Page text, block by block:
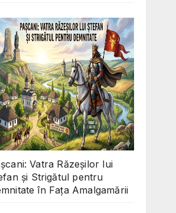
Vatra Răzeșilor lui
și Strigătul pentru
în Fața Amalgamării